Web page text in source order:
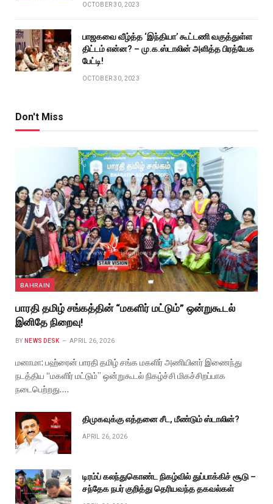
OCTOBER 30, 2023
பாஜகவை வீழ்த்த ‘இந்தியா’ கூட்டணி வகுத்துள்ள
திட்டம் என்ன? – மு.க.ஸ்டாலின் அளித்த பிரத்யேக
பேட்டி!
OCTOBER 30, 2023
Don't Miss
BAHRAIN
பாரதி தமிழ் சங்கத்தின் “மகளிர் மட்டும்” ஒன்றுகூடல்
இனிதே நிறைவு!
BY NEWS DESK APRIL 26, 2026
மனாமா: பஹ்ரைன் பாரதி தமிழ் சங்க மகளிர் அணியினர் இணைந்து
நடத்திய “மகளிர் மட்டும்” ஒன்றுகூடல் நிகழ்ச்சி மிகச்சிறப்பாக
நடைபெற்றது.…
திமுகவுக்கு எத்தனை சீட, மீண்டும் ஸ்டாலின்?
APRIL 26, 2026
டிரம்ப் கலந்துகொண்ட நிகழ்வில் துப்பாக்கிச் சூடு –
சந்தேக நபர் குறித்து தெரியவந்த தகவல்கள்